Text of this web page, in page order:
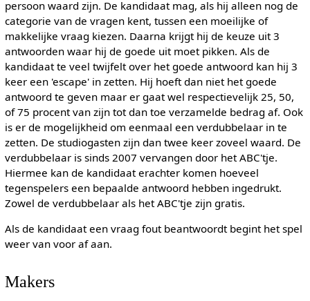
persoon waard zijn. De kandidaat mag, als hij alleen nog de
categorie van de vragen kent, tussen een moeilijke of
makkelijke vraag kiezen. Daarna krijgt hij de keuze uit 3
antwoorden waar hij de goede uit moet pikken. Als de
kandidaat te veel twijfelt over het goede antwoord kan hij 3
keer een 'escape' in zetten. Hij hoeft dan niet het goede
antwoord te geven maar er gaat wel respectievelijk 25, 50,
of 75 procent van zijn tot dan toe verzamelde bedrag af. Ook
is er de mogelijkheid om eenmaal een verdubbelaar in te
zetten. De studiogasten zijn dan twee keer zoveel waard. De
verdubbelaar is sinds 2007 vervangen door het ABC'tje.
Hiermee kan de kandidaat erachter komen hoeveel
tegenspelers een bepaalde antwoord hebben ingedrukt.
Zowel de verdubbelaar als het ABC'tje zijn gratis.
Als de kandidaat een vraag fout beantwoordt begint het spel
weer van voor af aan.
Makers